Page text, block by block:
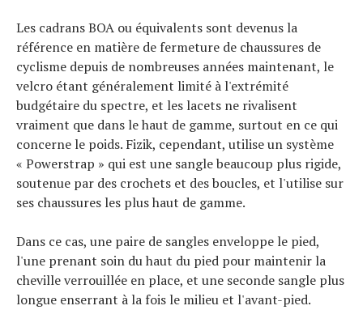
Les cadrans BOA ou équivalents sont devenus la
référence en matière de fermeture de chaussures de
cyclisme depuis de nombreuses années maintenant, le
velcro étant généralement limité à l'extrémité
budgétaire du spectre, et les lacets ne rivalisent
vraiment que dans le haut de gamme, surtout en ce qui
concerne le poids. Fizik, cependant, utilise un système
« Powerstrap » qui est une sangle beaucoup plus rigide,
soutenue par des crochets et des boucles, et l'utilise sur
ses chaussures les plus haut de gamme.
Dans ce cas, une paire de sangles enveloppe le pied,
l'une prenant soin du haut du pied pour maintenir la
cheville verrouillée en place, et une seconde sangle plus
longue enserrant à la fois le milieu et l'avant-pied.